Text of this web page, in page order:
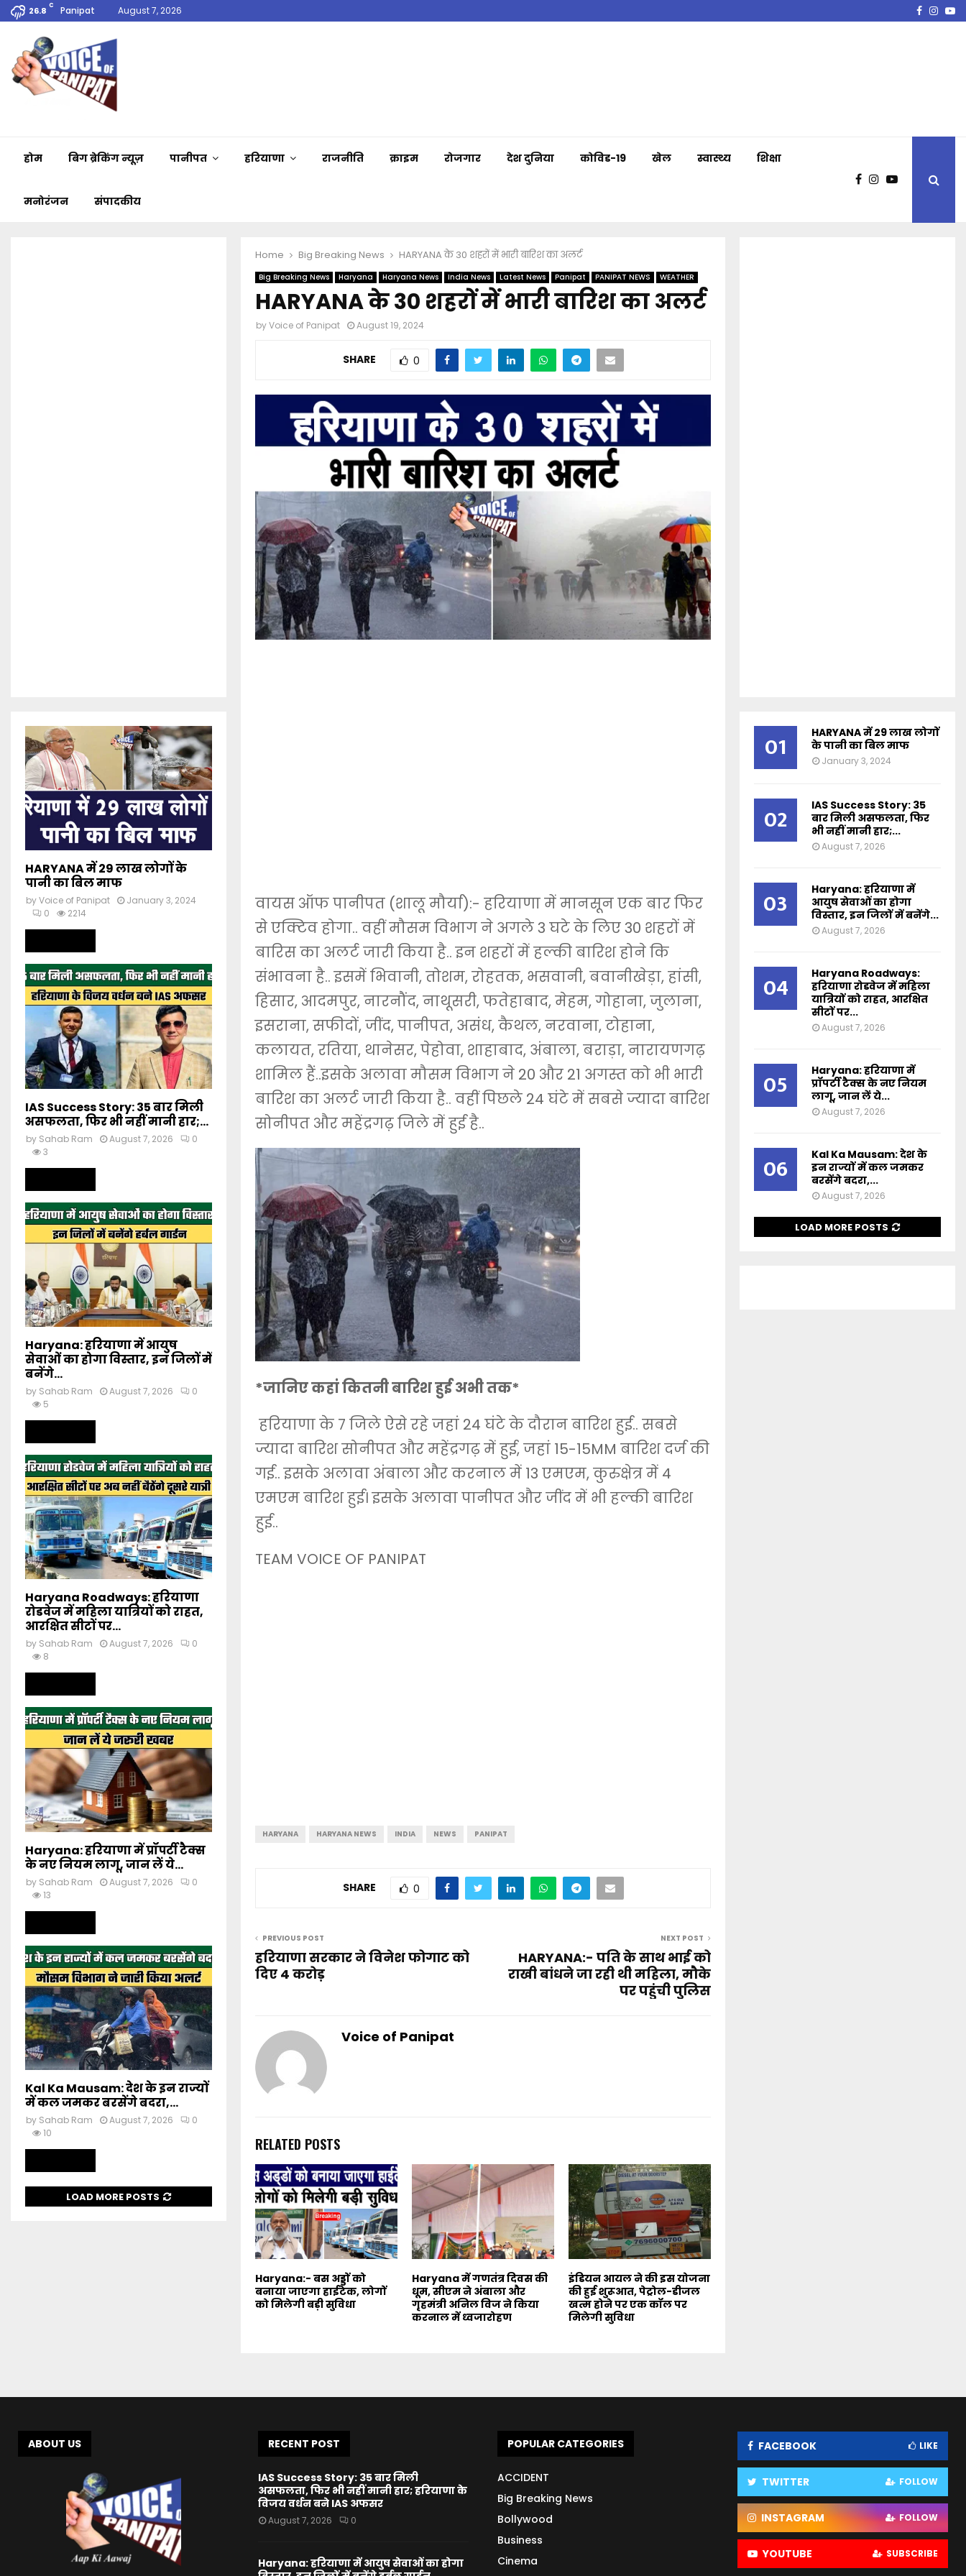
26.8 C Panipat August 7, 2026
होम बिग ब्रेकिंग न्यूज़ पानीपत हरियाणा राजनीति क्राइम रोजगार देश दुनिया कोविड-19 खेल स्वास्थ्य शिक्षा
मनोरंजन संपादकीय
Home Big Breaking News HARYANA के 30 शहरों में भारी बारिश का अलर्ट
Big Breaking News Haryana Haryana News India News Latest News Panipat PANIPAT NEWS WEATHER
HARYANA के 30 शहरों में भारी बारिश का अलर्ट
byVoice of Panipat August 19, 2024
SHARE 0
वायस ऑफ पानीपत (शालू मौर्या):- हरियाणा में मानसून एक बार फिर
से एक्टिव होगा.. वहीं मौसम विभाग ने अगले 3 घटे के लिए 30 शहरों में
बारिस का अलर्ट जारी किया है.. इन शहरों में हल्की बारिश होने कि
संभावना है.. इसमें भिवानी, तोशम, रोहतक, भसवानी, बवानीखेड़ा, हांसी,
हिसार, आदमपुर, नारनौंद, नाथूसरी, फतेहाबाद, मेहम, गोहाना, जुलाना,
इसराना, सफीदों, जींद, पानीपत, असंध, कैथल, नरवाना, टोहाना,
कलायत, रतिया, थानेसर, पेहोवा, शाहाबाद, अंबाला, बराड़ा, नारायणगढ़
शामिल हैं..इसके अलावा मौसम विभाग ने 20 और 21 अगस्त को भी भारी
बारिश का अलर्ट जारी किया है.. वहीं पिछले 24 घंटे में सबसे ज्यादा बारिश
सोनीपत और महेंद्रगढ़ जिले में हुई है..
*जानिए कहां कितनी बारिश हुई अभी तक*
हरियाणा के 7 जिले ऐसे रहे जहां 24 घंटे के दौरान बारिश हुई.. सबसे
ज्यादा बारिश सोनीपत और महेंद्रगढ़ में हुई, जहां 15-15MM बारिश दर्ज की
गई.. इसके अलावा अंबाला और करनाल में 13 एमएम, कुरुक्षेत्र में 4
एमएम बारिश हुई। इसके अलावा पानीपत और जींद में भी हल्की बारिश
हुई..
TEAM VOICE OF PANIPAT
HARYANA HARYANA NEWS INDIA NEWS PANIPAT
SHARE 0
PREVIOUS POST
हरियाणा सरकार ने विनेश फोगाट को
दिए 4 करोड़
NEXT POST
HARYANA:- पति के साथ भाई को
राखी बांधने जा रही थी महिला, मौके
पर पहुंची पुलिस
Voice of Panipat
RELATED POSTS
Haryana:- बस अड्डों को
बनाया जाएगा हाईटेक, लोगों
को मिलेगी बड़ी सुविधा
Haryana में गणतंत्र दिवस की
धूम, सीएम ने अंबाला और
गृहमंत्री अनिल विज ने किया
करनाल में ध्‍वजारोहण
इंडियन आयल ने की इस योजना
की हुई शुरूआत, पेट्रोल-डीजल
खत्म होने पर एक कॉल पर
मिलेगी सुविधा
HARYANA में 29 लाख लोगों के
पानी का बिल माफ
byVoice of Panipat
January 3, 2024
0
2214
IAS Success Story: 35 बार मिली
असफलता, फिर भी नहीं मानी हार;...
by Sahab Ram August 7, 2026
0
3
Haryana: हरियाणा में आयुष
सेवाओं का होगा विस्तार, इन जिलों में
बनेंगे...
by Sahab Ram August 7, 2026
0
5
Haryana Roadways: हरियाणा
रोडवेज में महिला यात्रियों को राहत,
आरक्षित सीटों पर...
by Sahab Ram August 7, 2026
0
8
Haryana: हरियाणा में प्रॉपर्टी टैक्स
के नए नियम लागू, जान लें ये...
by Sahab Ram August 7, 2026
0
13
Kal Ka Mausam: देश के इन राज्यों
में कल जमकर बरसेंगे बदरा,...
by Sahab Ram August 7, 2026
0
10
LOAD MORE POSTS
01
HARYANA में 29 लाख लोगों
के पानी का बिल माफ
January 3, 2024
02
IAS Success Story: 35
बार मिली असफलता, फिर
भी नहीं मानी हार;...
August 7, 2026
03
Haryana: हरियाणा में
आयुष सेवाओं का होगा
विस्तार, इन जिलों में बनेंगे...
August 7, 2026
04
Haryana Roadways:
हरियाणा रोडवेज में महिला
यात्रियों को राहत, आरक्षित
सीटों पर...
August 7, 2026
05
Haryana: हरियाणा में
प्रॉपर्टी टैक्स के नए नियम
लागू, जान लें ये...
August 7, 2026
06
Kal Ka Mausam: देश के
इन राज्यों में कल जमकर
बरसेंगे बदरा,...
August 7, 2026
LOAD MORE POSTS
ABOUT US RECENT POST
IAS Success Story: 35 बार मिली
असफलता, फिर भी नहीं मानी हार; हरियाणा के
विजय वर्धन बने IAS अफसर
August 7, 2026 0
Haryana: हरियाणा में आयुष सेवाओं का होगा
POPULAR CATEGORIES
ACCIDENT
Big Breaking News
Bollywood
Business
Cinema
FACEBOOK LIKE
TWITTER FOLLOW
INSTAGRAM FOLLOW
YOUTUBE SUBSCRIBE